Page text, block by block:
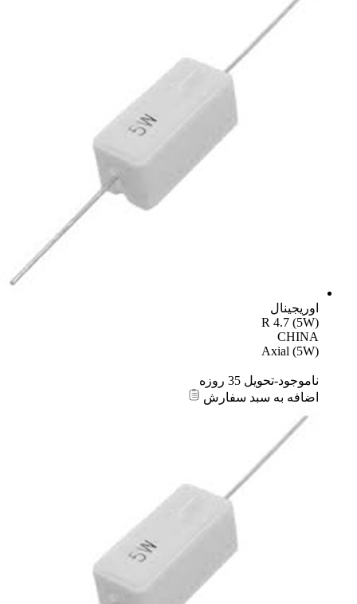
اوریجینال
R 4.7 (5W)
CHINA
Axial (5W)
ناموجود-تحویل 35 روزه
اضافه به سبد سفارش